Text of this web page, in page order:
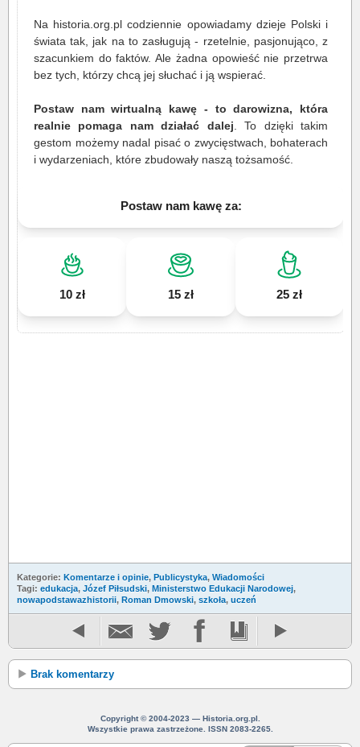
Na historia.org.pl codziennie opowiadamy dzieje Polski i
świata tak, jak na to zasługują - rzetelnie, pasjonująco, z
szacunkiem do faktów. Ale żadna opowieść nie przetrwa
bez tych, którzy chcą jej słuchać i ją wspierać.
Postaw nam wirtualną kawę - to darowizna, która
realnie pomaga nam działać dalej. To dzięki takim
gestom możemy nadal pisać o zwycięstwach, bohaterach
i wydarzeniach, które zbudowały naszą tożsamość.
Postaw nam kawę za:
10 zł 15 zł 25 zł
Kategorie: Komentarze i opinie, Publicystyka, Wiadomości
Tagi: edukacja, Józef Piłsudski, Ministerstwo Edukacji Narodowej,
nowapodstawazhistorii, Roman Dmowski, szkoła, uczeń
Brak komentarzy
Copyright © 2004-2023 — Historia.org.pl.
Wszystkie prawa zastrzeżone. ISSN 2083-2265.